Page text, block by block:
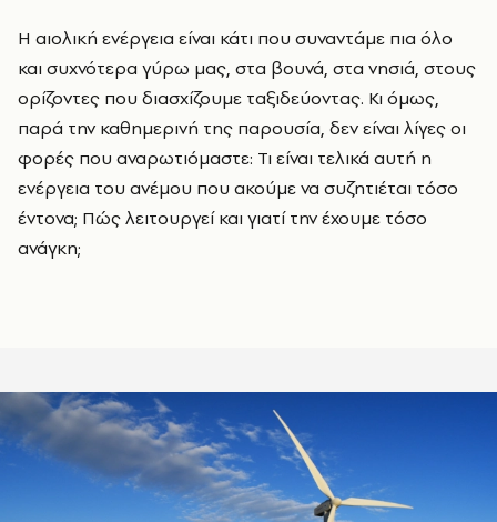
Η αιολική ενέργεια είναι κάτι που συναντάμε πια όλο
και συχνότερα γύρω μας, στα βουνά, στα νησιά, στους
ορίζοντες που διασχίζουμε ταξιδεύοντας. Κι όμως,
παρά την καθημερινή της παρουσία, δεν είναι λίγες οι
φορές που αναρωτιόμαστε: Τι είναι τελικά αυτή η
ενέργεια του ανέμου που ακούμε να συζητιέται τόσο
έντονα; Πώς λειτουργεί και γιατί την έχουμε τόσο
ανάγκη;